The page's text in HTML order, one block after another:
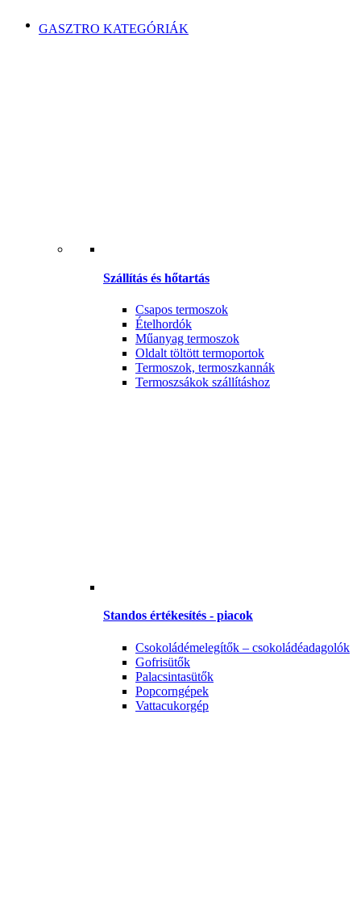
GASZTRO KATEGÓRIÁK
Szállítás és hőtartás
Csapos termoszok
Ételhordók
Műanyag termoszok
Oldalt töltött termoportok
Termoszok, termoszkannák
Termoszsákok szállításhoz
Standos értékesítés - piacok
Csokoládémelegítők – csokoládéadagolók
Gofrisütők
Palacsintasütők
Popcorngépek
Vattacukorgép